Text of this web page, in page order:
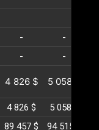
-
-
-
-
4 826 $ 5 058 $
4 826 $ 5 058 $
89 457 $ 94 515 $